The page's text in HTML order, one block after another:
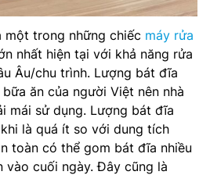
một trong những chiếc máy rửa
nhất hiện tại với khả năng rửa
Âu/chu trình. Lượng bát đĩa
ăn của người Việt nên nhà
mái sử dụng. Lượng bát đĩa
là quá ít so với dung tích
toàn có thể gom bát đĩa nhiều
vào cuối ngày. Đây cũng là